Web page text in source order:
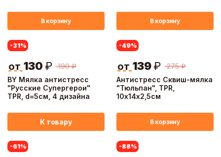
В корзину
дизайнов
В корзину
BY Мялка антистресс
"Русские Супергерои"
TPR, d=5см, 4 дизайна
-31%
190 ₽
от 130 ₽
К товару
Антистресс Сквиш-мялка
"Тюльпан", TPR,
10х14х2,5см
-49%
275 ₽
от 139₽
В корзину
-61% -88%